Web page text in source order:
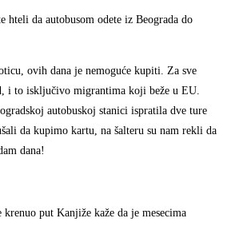
da autobusom odete iz Beograda do
ovih dana je nemoguće kupiti. Za sve
i to isključivo migrantima koji beže u EU.
autobuskoj stanici ispratila dve ture
da kupimo kartu, na šalteru su nam rekli da
dana!
put Kanjiže kaže da je mesecima